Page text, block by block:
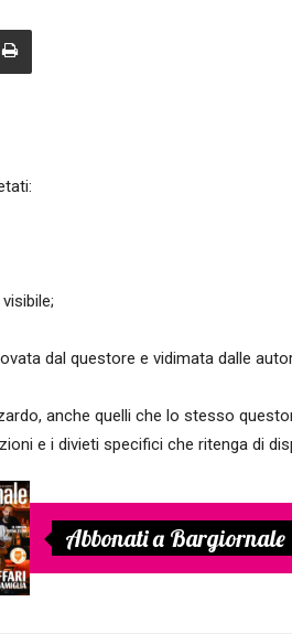
dal questore e vidimata dalle
anche quelli che lo stesso
e i divieti specifici che ritenga di
Abbonati a Bargiornale